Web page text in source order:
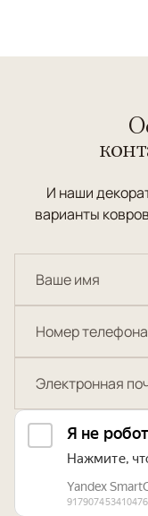
И наши
варианты